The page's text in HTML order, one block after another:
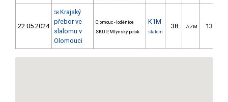
22.05.2024
58 Krajský
přebor ve
slalomu v
Olomouci
Olomouc - loděnice
SKUP, Mlýnský potok
K1M
slalom
38. 7/ZM 135.20